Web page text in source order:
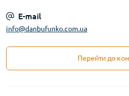
E-mail
info@danbufunko.com.ua
Перейти до